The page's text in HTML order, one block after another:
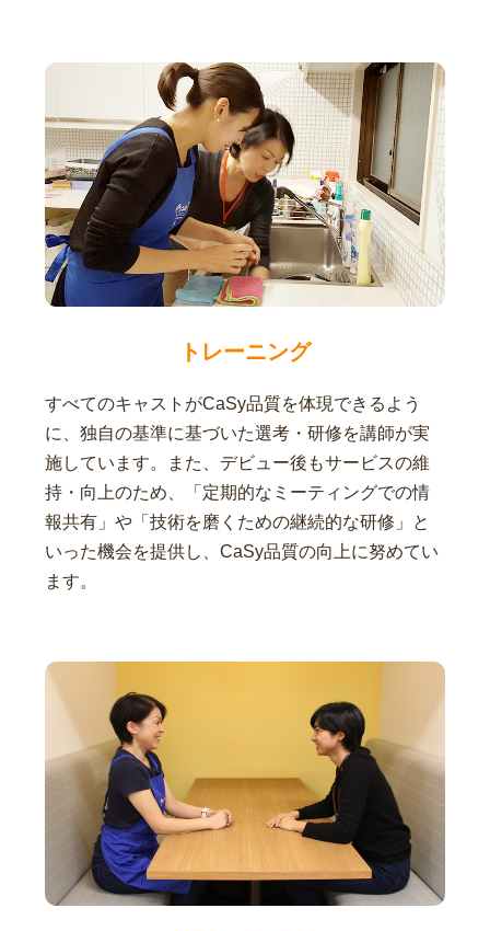
トレーニング
すべてのキャストがCaSy品質を体現できるよう
に、独自の基準に基づいた選考・研修を講師が実
施しています。また、デビュー後もサービスの維
持・向上のため、「定期的なミーティングでの情
報共有」や「技術を磨くための継続的な研修」と
いった機会を提供し、CaSy品質の向上に努めてい
ます。